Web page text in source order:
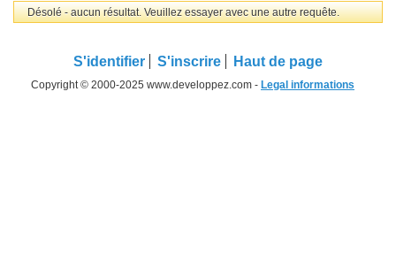
Désolé - aucun résultat. Veuillez essayer avec une autre requête.
S'identifier S'inscrire Haut de page
Copyright © 2000-2025 www.developpez.com - Legal informations